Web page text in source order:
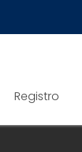
Registro